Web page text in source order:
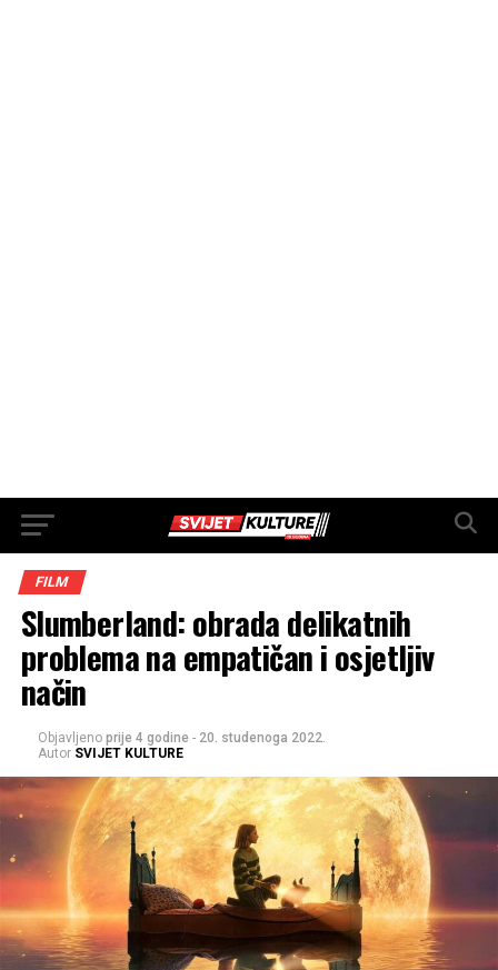
FILM
Slumberland: obrada delikatnih
problema na empatičan i osjetljiv
način
Objavljeno prije 4 godine - 20. studenoga 2022.
Autor SVIJET KULTURE